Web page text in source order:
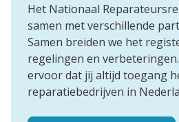
Het Nationaal
samen met verschillende
Samen breiden we het
regelingen en
ervoor dat jij altijd toegang
reparatiebedrijven in